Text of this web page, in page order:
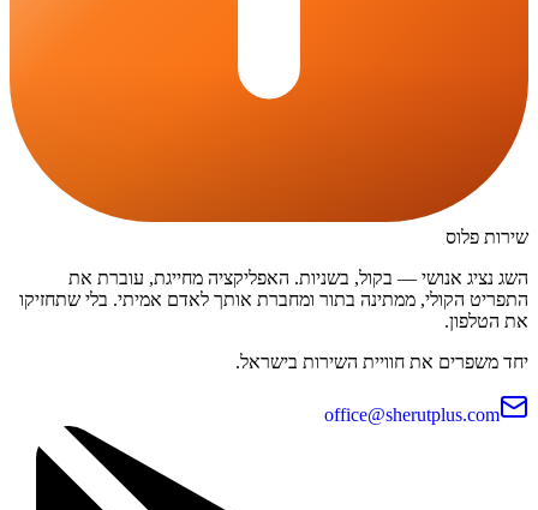
שירות פלוס
השג נציג אנושי — בקול, בשניות. האפליקציה מחייגת, עוברת את
התפריט הקולי, ממתינה בתור ומחברת אותך לאדם אמיתי. בלי שתחזיקו
את הטלפון.
יחד משפרים את חוויית השירות בישראל.
office@sherutplus.com